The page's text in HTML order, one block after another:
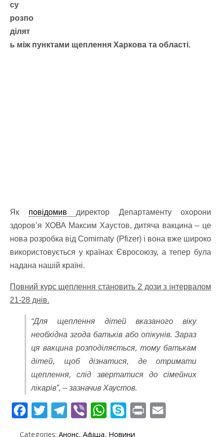
су
розпо
ділят
ь між пунктами щеплення Харкова та області.
Як повідомив директор Департаменту охорони
здоров’я ХОВА Максим Хаустов, дитяча вакцина – це
нова розробка від Comirnaty (Pfizer) і вона вже широко
використовується у країнах Євросоюзу, а тепер була
надана нашій країні.
Повний курс щеплення становить 2 дози з інтервалом
21-28 днів.
“Для щеплення дітей вказаного віку
необхідна згода батьків або опікунів. Зараз
ця вакцина розподіляється, тому батькам
дітей, щоб дізнатися, де отримати
щеплення, слід звертатися до сімейних
лікарів”, – зазначив Хаустов.
F T T Vi
b
W S Pr
Categories: Анонс, Афіша, Новини